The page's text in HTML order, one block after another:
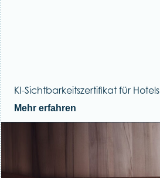
KI-Sichtbarkeitszertifikat für Hotels
Mehr erfahren